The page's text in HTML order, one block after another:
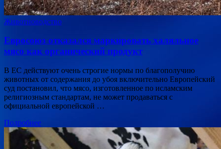
Животноводство
Евросоюз отказался маркировать халяльное
мясо как органический продукт
В ЕС действуют очень строгие нормы по благополучию
животных от содержания до убоя включительно Европейский
суд постановил, что мясо, изготовленное по исламским
религиозным стандартам, не может продаваться с
официальной европейской …
Подробнее